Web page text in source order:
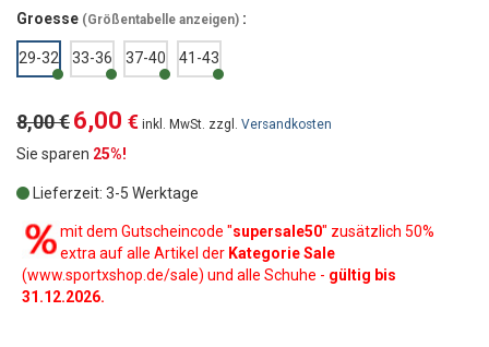
Groesse (Größentabelle anzeigen) :
29-32 33-36 37-40 41-43
8,00 €6,00 € inkl. MwSt. zzgl. Versandkosten
Sie sparen 25%!
Lieferzeit: 3-5 Werktage
mit dem Gutscheincode "supersale50" zusätzlich 50%
extra auf alle Artikel der Kategorie Sale
(www.sportxshop.de/sale) und alle Schuhe - gültig bis
31.12.2026.